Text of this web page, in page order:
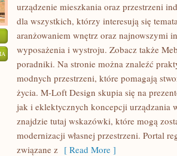
TRENDY
INSPIRACJE
urządzenie mieszkania oraz przestrzeni
dla wszystkich, którzy interesują się
aranżowaniem wnętrz oraz najnowszymi
wyposażenia i wystroju. Zobacz także
poradniki. Na stronie można znaleźć
modnych przestrzeni, które pomagają
życia. M-Loft Design skupia się na
jak i eklektycznych koncepcji urządzania
znajdzie tutaj wskazówki, które mogą
modernizacji własnej przestrzeni. Portal
związane z [ Read More ]